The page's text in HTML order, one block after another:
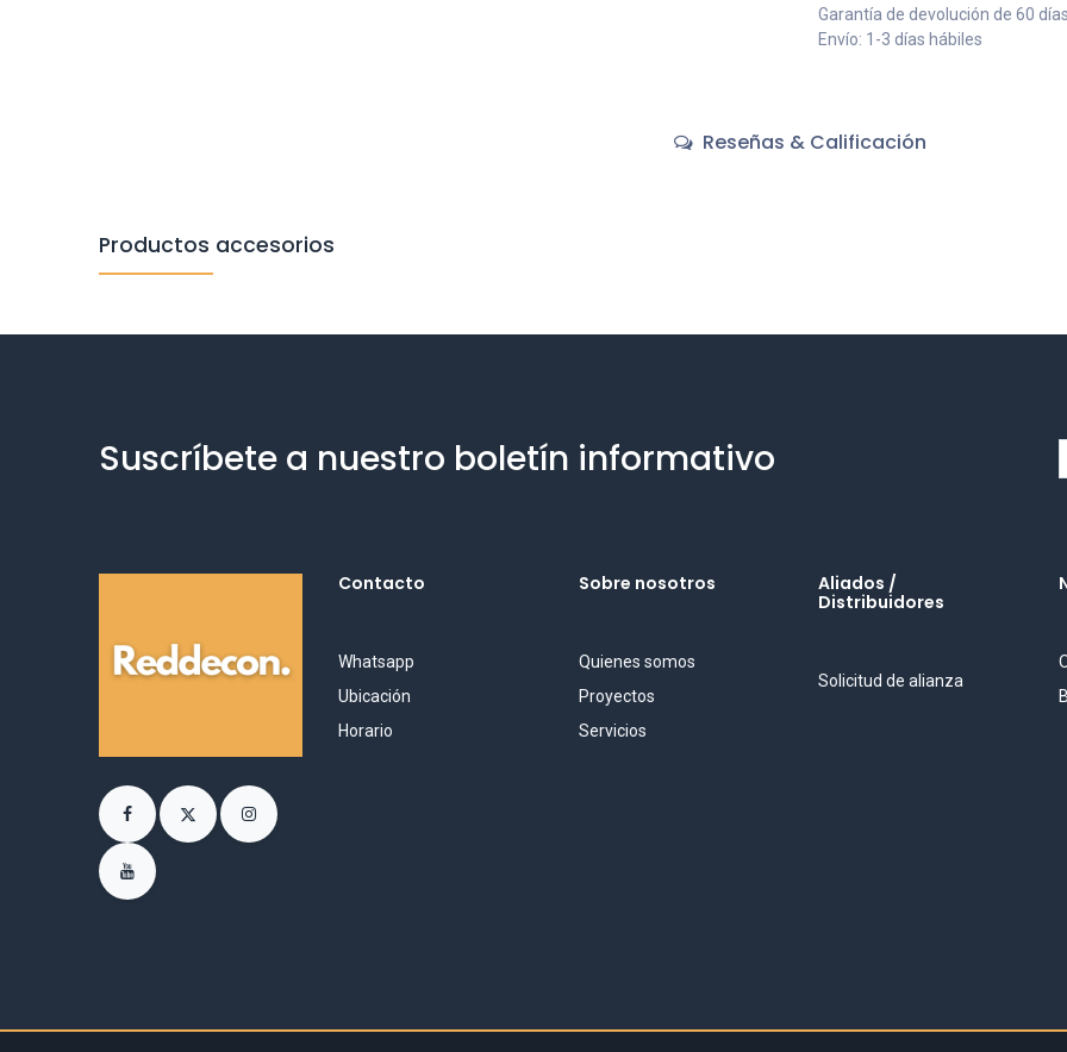
Garantía de devolución de 60
Envío: 1-3 días hábiles
Reseñas & Calificación
Productos accesorios
Suscríbete a nuestro boletín informativo
Contacto
Whatsapp
Ubicación
Horario
Sobre nosotros
Quienes somos
Proyectos
Servicios
Aliados /
Distribuidores
Solicitud de alianza